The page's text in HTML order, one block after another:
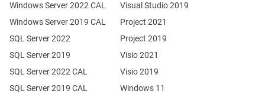
SQL Server 2022
SQL Server 2019
Windows Server 2022 CAL
Windows Server 2019 CAL
SQL Server 2022 CAL
SQL Server 2019 CAL
Visual Studio 2019
Project 2021
Project 2019
Visio 2021
Visio 2019
Windows 11